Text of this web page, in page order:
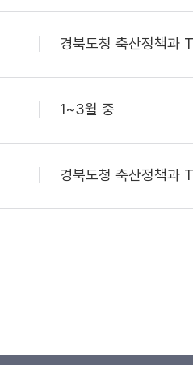
경북도청 축산정책
1~3월 중
경북도청 축산정책